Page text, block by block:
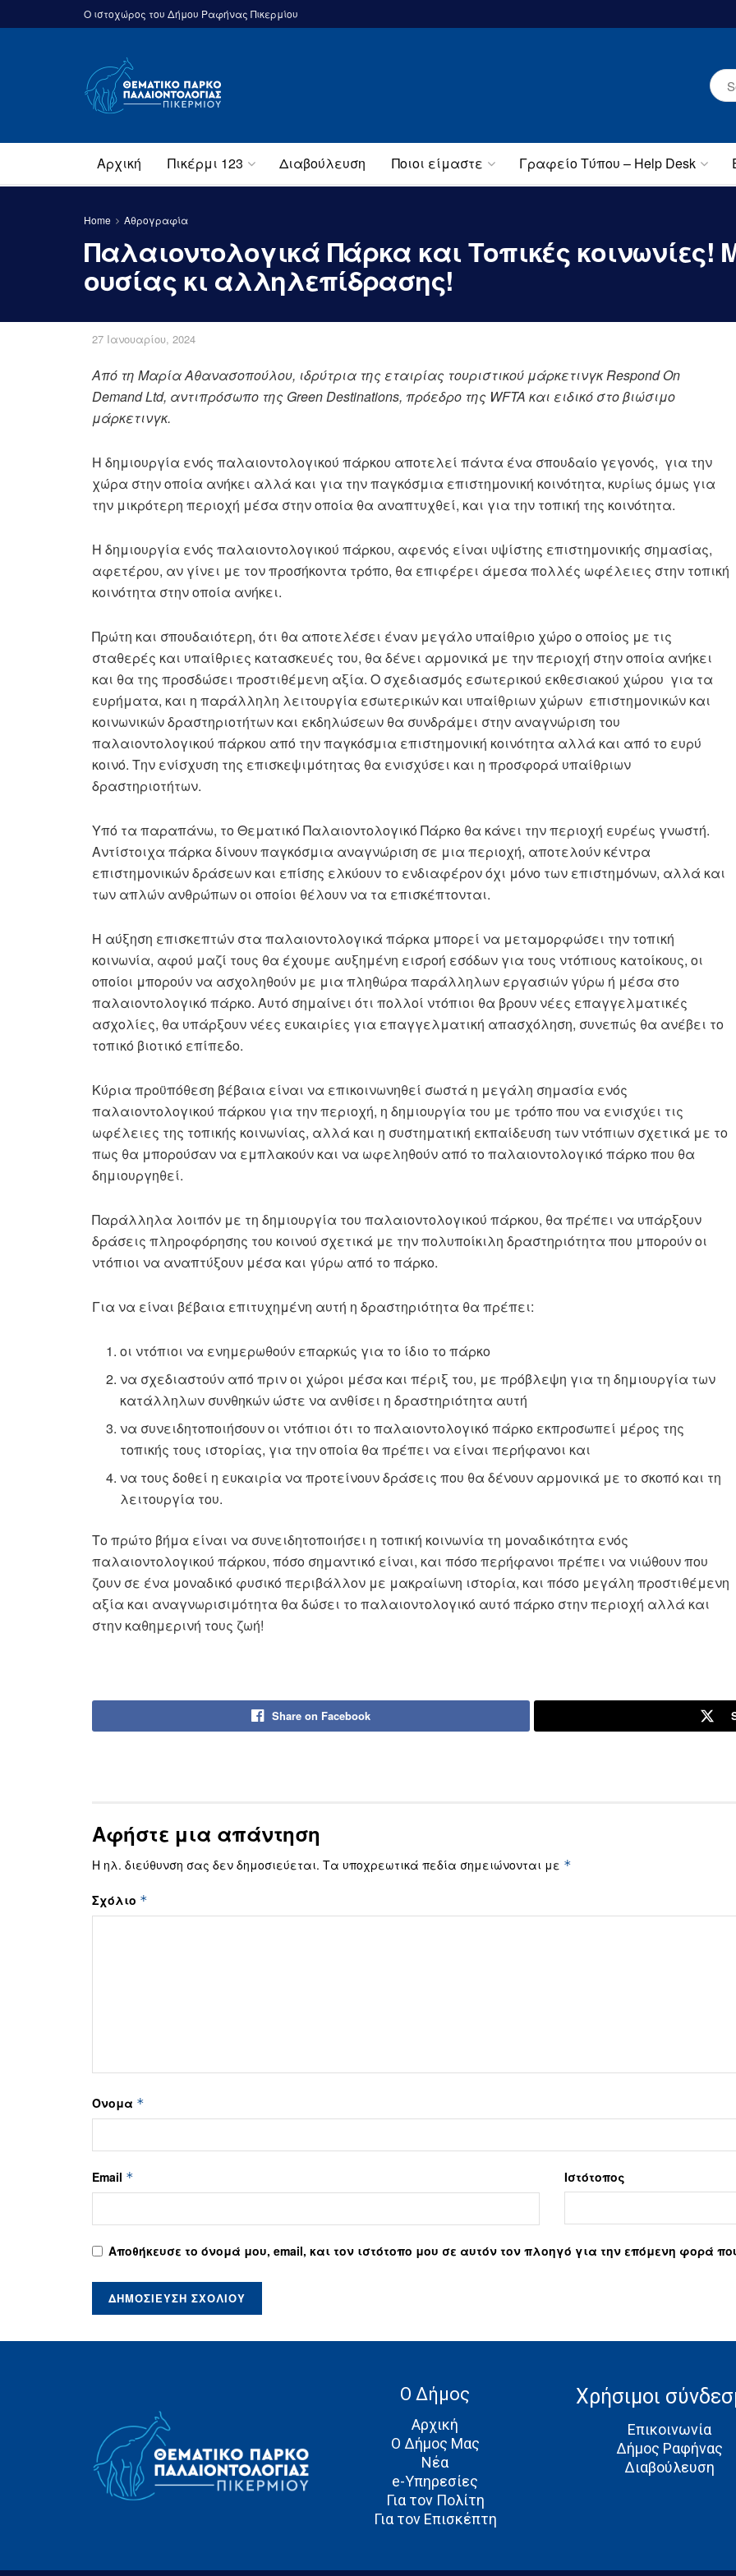
Ο ιστοχώρος του Δήμου Ραφήνας Πικερμίου
Αρχική Πικέρμι 123 Διαβούλευση Ποιοι είμαστε Γραφείο Τύπου – Help Desk
Home Αθρογραφία
Παλαιοντολογικά Πάρκα και Τοπικές
ουσίας κι αλληλεπίδρασης!
27 Ιανουαρίου, 2024
Από τη Μαρία Αθανασοπούλου, ιδρύτρια της εταιρίας τουριστικού μάρκετινγκ Respond On
Demand Ltd, αντιπρόσωπο της Green Destinations, πρόεδρο της WFTA και ειδικό στο βιώσιμο
μάρκετινγκ.
Η δημιουργία ενός παλαιοντολογικού πάρκου αποτελεί πάντα ένα σπουδαίο γεγονός, για την
χώρα στην οποία ανήκει αλλά και για την παγκόσμια επιστημονική κοινότητα, κυρίως όμως για
την μικρότερη περιοχή μέσα στην οποία θα αναπτυχθεί, και για την τοπική της κοινότητα.
Η δημιουργία ενός παλαιοντολογικού πάρκου, αφενός είναι υψίστης επιστημονικής σημασίας,
αφετέρου, αν γίνει με τον προσήκοντα τρόπο, θα επιφέρει άμεσα πολλές ωφέλειες στην τοπική
κοινότητα στην οποία ανήκει.
Πρώτη και σπουδαιότερη, ότι θα αποτελέσει έναν μεγάλο υπαίθριο χώρο ο οποίος με τις
σταθερές και υπαίθριες κατασκευές του, θα δένει αρμονικά με την περιοχή στην οποία ανήκει
και θα της προσδώσει προστιθέμενη αξία. Ο σχεδιασμός εσωτερικού εκθεσιακού χώρου για τα
ευρήματα, και η παράλληλη λειτουργία εσωτερικών και υπαίθριων χώρων επιστημονικών και
κοινωνικών δραστηριοτήτων και εκδηλώσεων θα συνδράμει στην αναγνώριση του
παλαιοντολογικού πάρκου από την παγκόσμια επιστημονική κοινότητα αλλά και από το ευρύ
κοινό. Την ενίσχυση της επισκεψιμότητας θα ενισχύσει και η προσφορά υπαίθριων
δραστηριοτήτων.
Υπό τα παραπάνω, το Θεματικό Παλαιοντολογικό Πάρκο θα κάνει την περιοχή ευρέως γνωστή.
Αντίστοιχα πάρκα δίνουν παγκόσμια αναγνώριση σε μια περιοχή, αποτελούν κέντρα
επιστημονικών δράσεων και επίσης ελκύουν το ενδιαφέρον όχι μόνο των επιστημόνων, αλλά και
των απλών ανθρώπων οι οποίοι θέλουν να τα επισκέπτονται.
Η αύξηση επισκεπτών στα παλαιοντολογικά πάρκα μπορεί να μεταμορφώσει την τοπική
κοινωνία, αφού μαζί τους θα έχουμε αυξημένη εισροή εσόδων για τους ντόπιους κατοίκους, οι
οποίοι μπορούν να ασχοληθούν με μια πληθώρα παράλληλων εργασιών γύρω ή μέσα στο
παλαιοντολογικό πάρκο. Αυτό σημαίνει ότι πολλοί ντόπιοι θα βρουν νέες επαγγελματικές
ασχολίες, θα υπάρξουν νέες ευκαιρίες για επαγγελματική απασχόληση, συνεπώς θα ανέβει το
τοπικό βιοτικό επίπεδο.
Κύρια προϋπόθεση βέβαια είναι να επικοινωνηθεί σωστά η μεγάλη σημασία ενός
παλαιοντολογικού πάρκου για την περιοχή, η δημιουργία του με τρόπο που να ενισχύει τις
ωφέλειες της τοπικής κοινωνίας, αλλά και η συστηματική εκπαίδευση των ντόπιων σχετικά με το
πως θα μπορούσαν να εμπλακούν και να ωφεληθούν από το παλαιοντολογικό πάρκο που θα
δημιουργηθεί.
Παράλληλα λοιπόν με τη δημιουργία του παλαιοντολογικού πάρκου, θα πρέπει να υπάρξουν
δράσεις πληροφόρησης του κοινού σχετικά με την πολυποίκιλη δραστηριότητα που μπορούν οι
ντόπιοι να αναπτύξουν μέσα και γύρω από το πάρκο.
Για να είναι βέβαια επιτυχημένη αυτή η δραστηριότητα θα πρέπει:
οι ντόπιοι να ενημερωθούν επαρκώς για το ίδιο το πάρκο
να σχεδιαστούν από πριν οι χώροι μέσα και πέριξ του, με πρόβλεψη για τη δημιουργία των
κατάλληλων συνθηκών ώστε να ανθίσει η δραστηριότητα αυτή
να συνειδητοποιήσουν οι ντόπιοι ότι το παλαιοντολογικό πάρκο εκπροσωπεί μέρος της
τοπικής τους ιστορίας, για την οποία θα πρέπει να είναι περήφανοι και
να τους δοθεί η ευκαιρία να προτείνουν δράσεις που θα δένουν αρμονικά με το σκοπό και τη
λειτουργία του.
Το πρώτο βήμα είναι να συνειδητοποιήσει η τοπική κοινωνία τη μοναδικότητα ενός
παλαιοντολογικού πάρκου, πόσο σημαντικό είναι, και πόσο περήφανοι πρέπει να νιώθουν που
ζουν σε ένα μοναδικό φυσικό περιβάλλον με μακραίωνη ιστορία, και πόσο μεγάλη προστιθέμενη
αξία και αναγνωρισιμότητα θα δώσει το παλαιοντολογικό αυτό πάρκο στην περιοχή αλλά και
στην καθημερινή τους ζωή!
Share on Facebook
Αφήστε μια απάντηση
Η ηλ. διεύθυνση σας δεν δημοσιεύεται. Τα υποχρεωτικά πεδία σημειώνονται με *
Σχόλιο *
Όνομα *
Email * Ιστότοπος
Αποθήκευσε το όνομά μου, email, και τον ιστότοπο μου σε αυτόν τον πλοηγό για την επόμενη φορά
Ο Δήμος
Αρχική
Ο Δήμος Μας
Νέα
e-Υπηρεσίες
Για τον Πολίτη
Για τον Επισκέπτη
Χρήσιμοι
Επικοινωνία
Δήμος Ραφήνας
Διαβούλευση